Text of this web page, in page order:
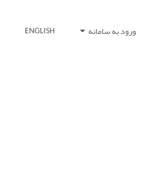
ورود به سامانه ENGLISH